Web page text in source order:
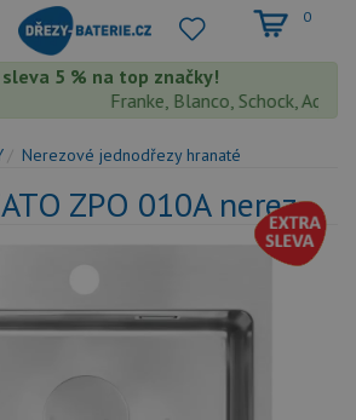
0
5 % na top značky!
Franke, Blanco, Schock,
Nerezové jednodřezy hranaté
ZPO 010A nerez